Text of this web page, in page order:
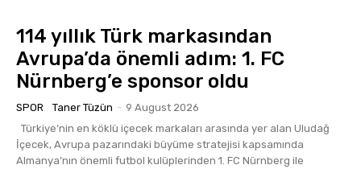
114 yıllık Türk markasından
Avrupa’da önemli adım: 1. FC
Nürnberg’e sponsor oldu
SPOR Taner Tüzün - 9 August 2026
İçecek, Avrupa pazarındaki büyüme stratejisi kapsamında
Almanya’nın önemli futbol kulüplerinden 1. FC Nürnberg ile